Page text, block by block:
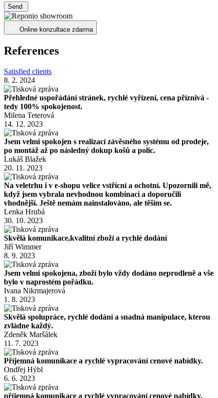
Send
Online konzultace zdarma
References
Satisfied clients
8. 2. 2024
Přehledné uspořádání stránek, rychlé vyřízení, cena příznivá -
tedy 100% spokojenost.
Milena Teterová
14. 12. 2023
Jsem velmi spokojen s realizací závěsného systému od prodeje,
po montáž až po následný dokup košů a polic.
Lukáš Blažek
20. 11. 2023
Na veletrhu i v e-shopu velice vstřícní a ochotní. Upozornili mě,
když jsem vybrala nevhodnou kombinaci a doporučili
vhodnější. Ještě nemám nainstalováno, ale těším se.
Lenka Hrubá
30. 10. 2023
Skvělá komunikace,kvalitní zboží a rychlé dodání
Jiří Wimmer
8. 9. 2023
Jsem velmi spokojena, zboží bylo vždy dodáno neprodleně a vše
bylo v naprostém pořádku.
Ivana Nikrmajerová
1. 8. 2023
Skvělá spolupráce, rychlé dodání a snadná manipulace, kterou
zvládne každý.
Zdeněk Maršálek
11. 7. 2023
Příjemná komunikace a rychlé vypracování cenové nabídky.
Ondřej Hýbl
6. 6. 2023
příjemná komunikace a rychlé vypracování cenové nabídky.